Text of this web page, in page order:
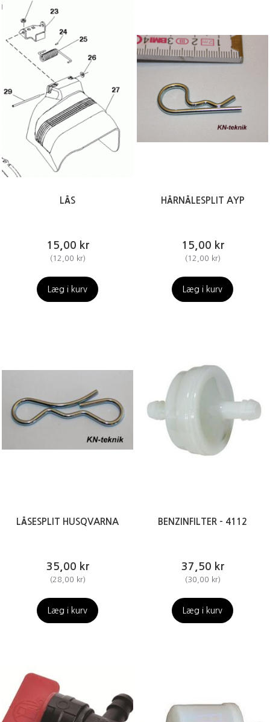
LÅS
15,00 kr
(12,00 kr)
Læg i kurv
HÅRNÅLESPLIT AYP
15,00 kr
(12,00 kr)
Læg i kurv
LÅSESPLIT HUSQVARNA
35,00 kr
(28,00 kr)
Læg i kurv
BENZINFILTER - 4112
37,50 kr
(30,00 kr)
Læg i kurv